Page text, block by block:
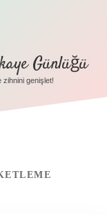
Günlüğü
zihnini genişlet!